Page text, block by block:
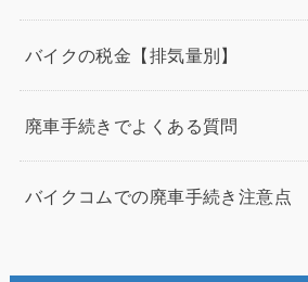
バイクの税金【排気量別】
廃車手続きでよくある質問
バイクコムでの廃車手続き注意点